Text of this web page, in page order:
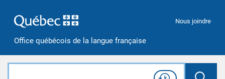
Office québécois de la langue française
Nous joindre
Rechercher dans tout le site
Lancer
Consulter l'
Historique
de recherche